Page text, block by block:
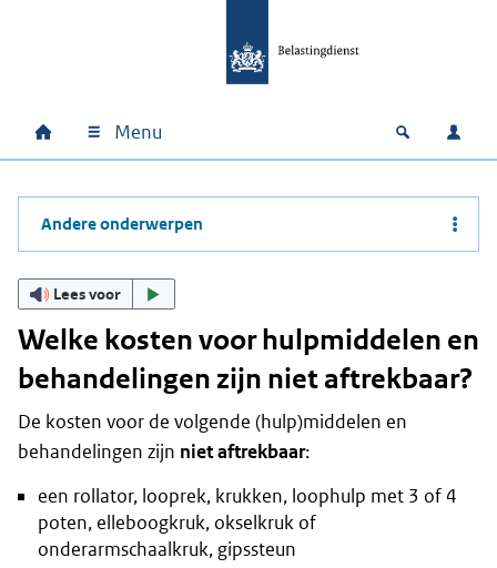
Hoofdnavigatie
Home Menu Open
Andere onderwerpen
Lees voor
Welke kosten voor hulpmiddelen en
behandelingen zijn niet aftrekbaar?
De kosten voor de volgende (hulp)middelen en
behandelingen zijn niet aftrekbaar:
een rollator, looprek, krukken, loophulp met 3 of 4
poten, elleboogkruk, okselkruk of
onderarmschaalkruk, gipssteun